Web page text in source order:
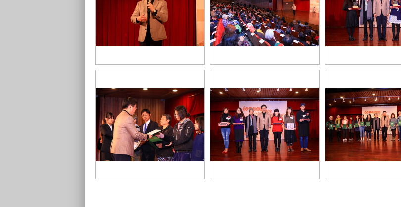
市長致詞 (5) 市長致詞 (6) 市長頒發油彩類得獎作品